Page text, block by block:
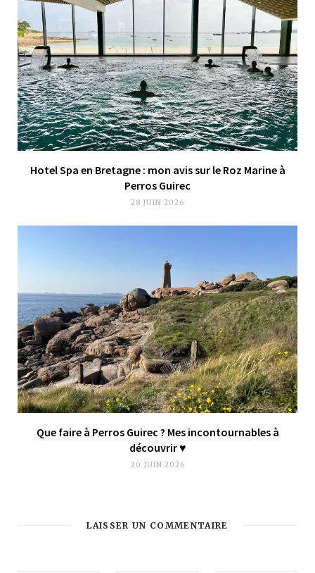
Hotel Spa en Bretagne : mon avis sur le Roz Marine à
Perros Guirec
28 JUIN 2026
Que faire à Perros Guirec ? Mes incontournables à
découvrir ♥︎
20 JUIN 2026
LAISSER UN COMMENTAIRE